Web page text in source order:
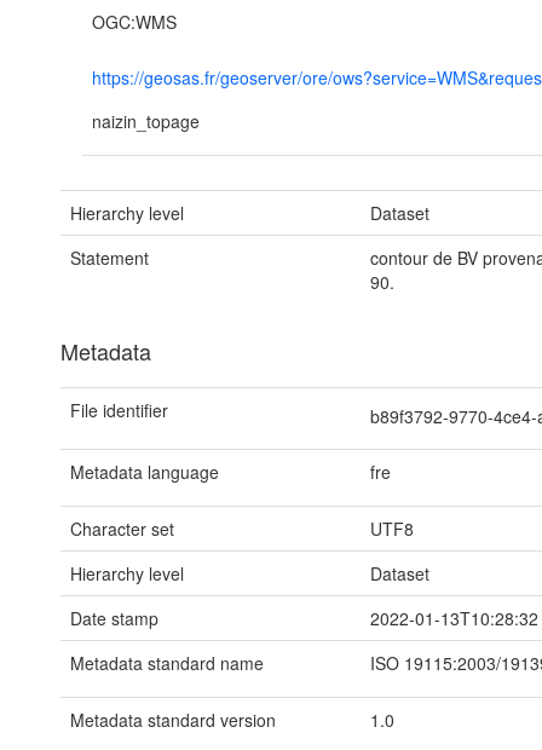
OGC:WMS
https://geosas.fr/geoserver/ore/
naizin_topage
Hierarchy level
Dataset
Statement
contour de BV
90.
Metadata
File identifier b89f3792-9770-
Metadata language fre
Character set
UTF8
Hierarchy level
Dataset
Date stamp
2022-01-13T10:28:32
Metadata standard name
ISO 19115:2003/
Metadata standard version 1.0